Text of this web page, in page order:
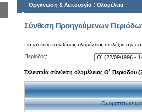
Οργάνωση & Λειτουργία : Ολομέλεια
Σύνθεση Προηγούμενων
Για να δείτε συνθέσεις ολομέλειας επιλέξτε την
Περίοδος:
Τελευταία σύνθεση ολομέλειας Θ΄ Περιόδου
Ονοματεπώνυμο